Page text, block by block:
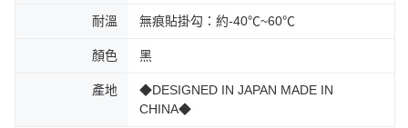
耐溫 無痕貼掛勾：約-40℃~60℃
顏色 黑
產地
◆DESIGNED IN JAPAN MADE IN
CHINA◆